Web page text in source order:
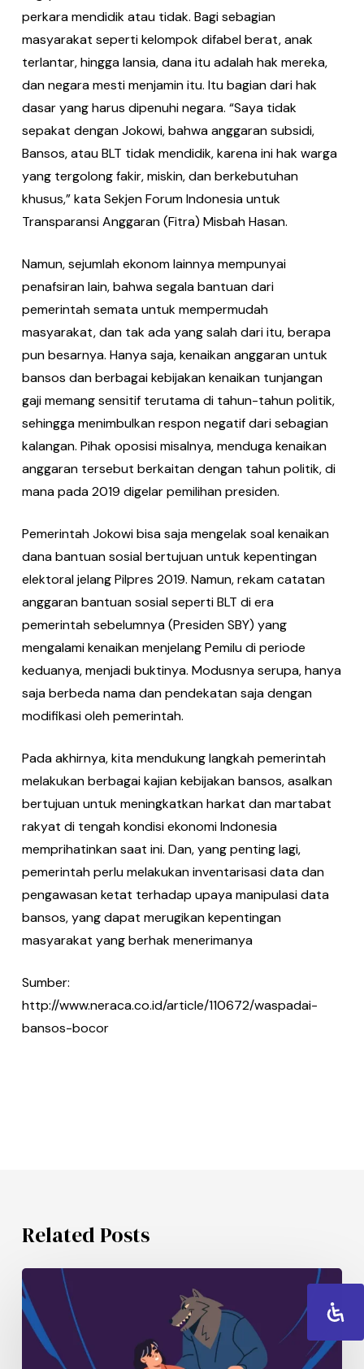
perkara mendidik atau tidak. Bagi sebagian
masyarakat seperti kelompok difabel berat, anak
terlantar, hingga lansia, dana itu adalah hak mereka,
dan negara mesti menjamin itu. Itu bagian dari hak
dasar yang harus dipenuhi negara. “Saya tidak
sepakat dengan Jokowi, bahwa anggaran subsidi,
Bansos, atau BLT tidak mendidik, karena ini hak warga
yang tergolong fakir, miskin, dan berkebutuhan
khusus,” kata Sekjen Forum Indonesia untuk
Transparansi Anggaran (Fitra) Misbah Hasan.
Namun, sejumlah ekonom lainnya mempunyai
penafsiran lain, bahwa segala bantuan dari
pemerintah semata untuk mempermudah
masyarakat, dan tak ada yang salah dari itu, berapa
pun besarnya. Hanya saja, kenaikan anggaran untuk
bansos dan berbagai kebijakan kenaikan tunjangan
gaji memang sensitif terutama di tahun-tahun politik,
sehingga menimbulkan respon negatif dari sebagian
kalangan. Pihak oposisi misalnya, menduga kenaikan
anggaran tersebut berkaitan dengan tahun politik, di
mana pada 2019 digelar pemilihan presiden.
Pemerintah Jokowi bisa saja mengelak soal kenaikan
dana bantuan sosial bertujuan untuk kepentingan
elektoral jelang Pilpres 2019. Namun, rekam catatan
anggaran bantuan sosial seperti BLT di era
pemerintah sebelumnya (Presiden SBY) yang
mengalami kenaikan menjelang Pemilu di periode
keduanya, menjadi buktinya. Modusnya serupa, hanya
saja berbeda nama dan pendekatan saja dengan
modifikasi oleh pemerintah.
Pada akhirnya, kita mendukung langkah pemerintah
melakukan berbagai kajian kebijakan bansos, asalkan
bertujuan untuk meningkatkan harkat dan martabat
rakyat di tengah kondisi ekonomi Indonesia
memprihatinkan saat ini. Dan, yang penting lagi,
pemerintah perlu melakukan inventarisasi data dan
pengawasan ketat terhadap upaya manipulasi data
bansos, yang dapat merugikan kepentingan
masyarakat yang berhak menerimanya
Sumber:
http://www.neraca.co.id/article/110672/waspadai-
bansos-bocor
Related Posts